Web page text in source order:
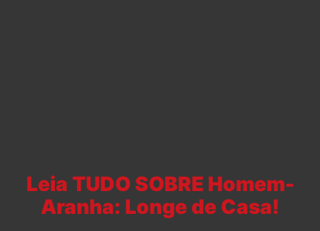
Leia TUDO SOBRE Homem-
Aranha: Longe de Casa!